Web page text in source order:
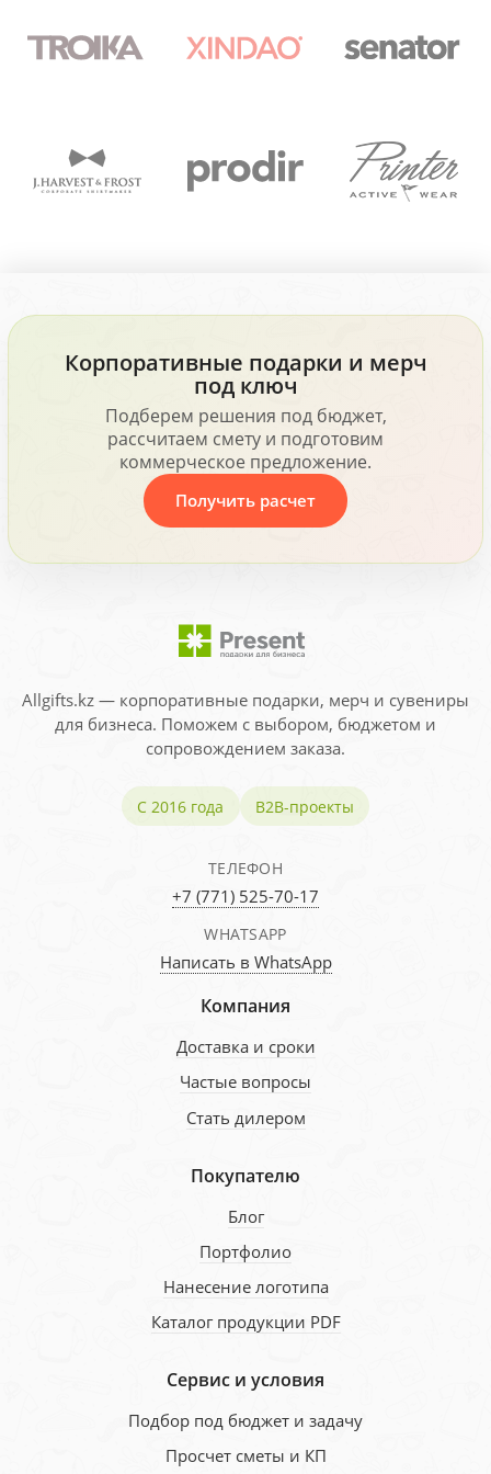
Корпоративные подарки и мерч
под ключ
Подберем решения под бюджет,
рассчитаем смету и подготовим
коммерческое предложение.
Получить расчет
Allgifts.kz — корпоративные подарки, мерч и сувениры
для бизнеса. Поможем с выбором, бюджетом и
сопровождением заказа.
С 2016 года B2B-проекты
ТЕЛЕФОН
+7 (771) 525-70-17
WHATSAPP
Написать в WhatsApp
Компания
Доставка и сроки
Частые вопросы
Стать дилером
Покупателю
Блог
Портфолио
Нанесение логотипа
Каталог продукции PDF
Сервис и условия
Подбор под бюджет и задачу
Просчет сметы и КП